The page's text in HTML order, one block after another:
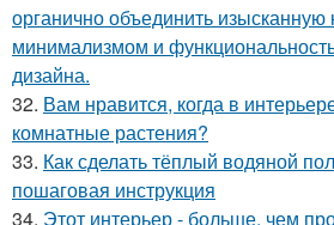
органично объединить изысканную
минимализмом и
дизайна.
32. Вам нравится, когда в
комнатные растения?
33. Как сделать тёплый водяной
пошаговая инструкция
34. Этот интерьер - больше, чем